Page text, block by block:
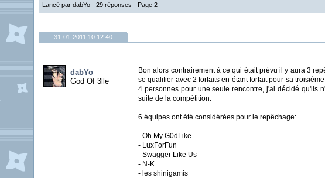
Lancé par dabYo - 29 réponses - Page 2
31-01-2011 10:12:40
dabYo
God Of 3lle
Bon alors contrairement à ce qui était prévu il y aura 3
se qualifier avec 2 forfaits en étant forfait pour sa
4 personnes pour une seule rencontre, j'ai décidé qu'ils
suite de la compétition.
6 équipes ont été considérées pour le repêchage:
- Oh My G0dLike
- LuxForFun
- Swagger Like Us
- N-K
- les shinigamis